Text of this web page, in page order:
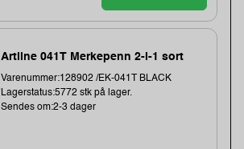
Artline 041T Merkepenn 2-i-1 sort
Varenummer:128902 /EK-041T BLACK
Lagerstatus:5772 stk på lager.
Sendes om:2-3 dager